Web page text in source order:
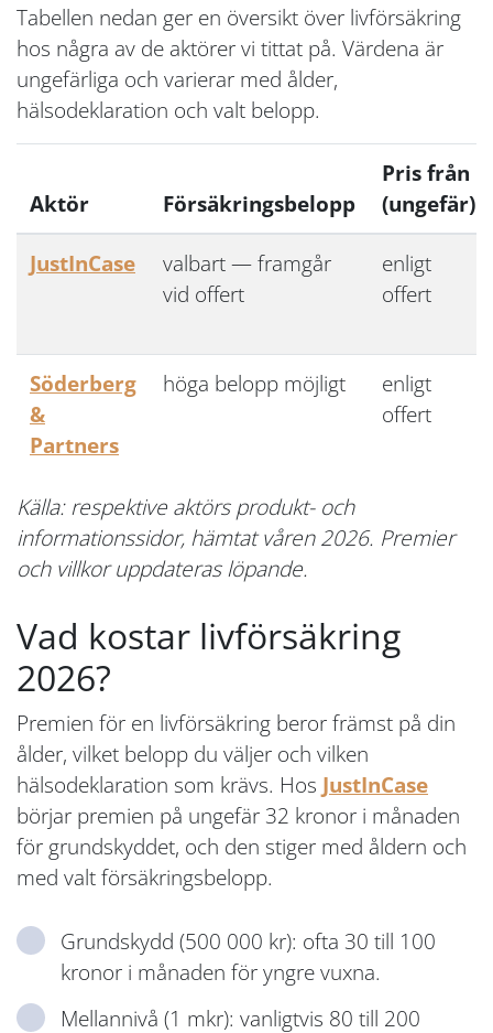
Tabellen nedan ger en översikt över livförsäkring
hos några av de aktörer vi tittat på. Värdena är
ungefärliga och varierar med ålder,
hälsodeklaration och valt belopp.
Aktör Försäkringsbelopp
Pris från
(ungefär)
JustInCase
valbart — framgår
vid offert
enligt
offert
Söderberg
&
Partners
höga belopp möjligt
enligt
offert
Källa: respektive aktörs produkt- och
informationssidor, hämtat våren 2026. Premier
och villkor uppdateras löpande.
Vad kostar livförsäkring
2026?
Premien för en livförsäkring beror främst på din
ålder, vilket belopp du väljer och vilken
hälsodeklaration som krävs. Hos JustInCase
börjar premien på ungefär 32 kronor i månaden
för grundskyddet, och den stiger med åldern och
med valt försäkringsbelopp.
Grundskydd (500 000 kr): ofta 30 till 100
kronor i månaden för yngre vuxna.
Mellannivå (1 mkr): vanligtvis 80 till 200